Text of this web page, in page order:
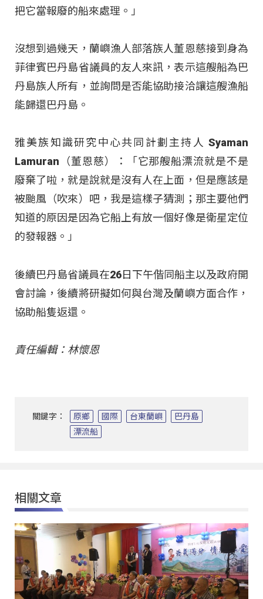
把它當報廢的船來處理。」
沒想到過幾天，蘭嶼漁人部落族人董恩慈接到身為
菲律賓巴丹島省議員的友人來訊，表示這艘船為巴
丹島族人所有，並詢問是否能協助接洽讓這艘漁船
能歸還巴丹島。
雅美族知識研究中心共同計劃主持人 Syaman
Lamuran（董恩慈）：「它那艘船漂流就是不是
廢棄了啦，就是說就是沒有人在上面，但是應該是
被颱風（吹來）吧，我是這樣子猜測；那主要他們
知道的原因是因為它船上有放一個好像是衛星定位
的發報器。」
後續巴丹島省議員在26日下午偕同船主以及政府開
會討論，後續將研擬如何與台灣及蘭嶼方面合作，
協助船隻返還。
責任編輯：林懷恩
關鍵字： 原鄉 國際 台東蘭嶼
巴丹島
漂流船
相關文章